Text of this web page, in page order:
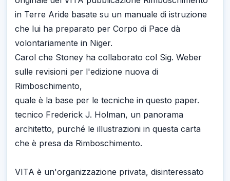
in Terre Aride basate su un manuale di istruzione
che lui ha preparato per Corpo di Pace dà
volontariamente in Niger.
Carol che Stoney ha collaborato col Sig. Weber
sulle revisioni per l'edizione nuova di
Rimboschimento,
quale è la base per le tecniche in questo paper.
tecnico Frederick J. Holman, un panorama
architetto, purché le illustrazioni in questa carta
che è presa da Rimboschimento.
VITA è un'organizzazione privata, disinteressato